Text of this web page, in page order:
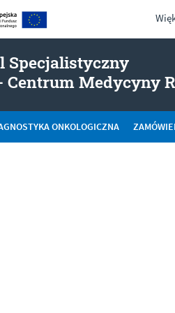
Specjalistyczny
Centrum Medycyny
ONKOLOGICZNA